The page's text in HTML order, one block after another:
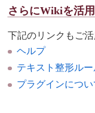
さらにWikiを活
下記のリンクもご活
ヘルプ
テキスト整形ルー
プラグインについ